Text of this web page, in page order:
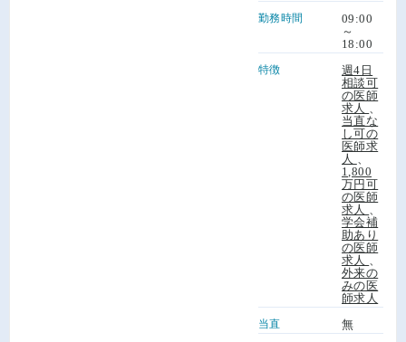
勤務時間
09:00
～
18:00
特徴
週4日
相談可
の医師
求人
当直な
し可の
医師求
人
1,800
万円可
の医師
求人
学会補
助あり
の医師
求人
外来の
みの医
師求人
当直 無